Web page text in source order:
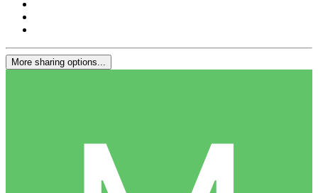
More sharing options...